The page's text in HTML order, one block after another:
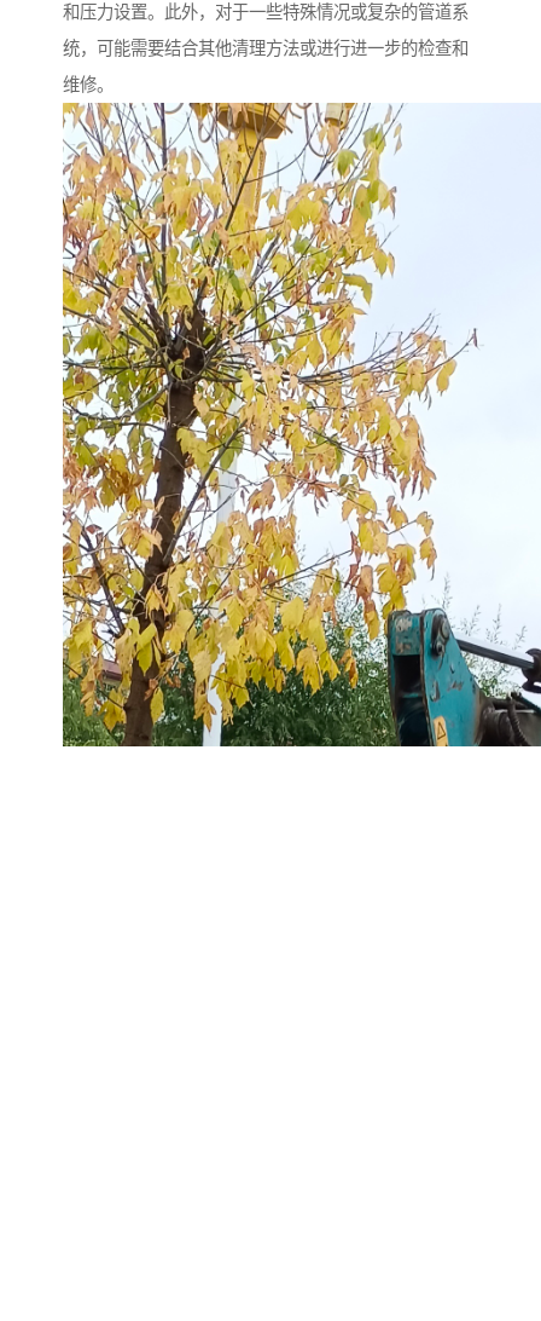
和压力设置。此外，对于一些特殊情况或复杂的管道系
统，可能需要结合其他清理方法或进行进一步的检查和
维修。